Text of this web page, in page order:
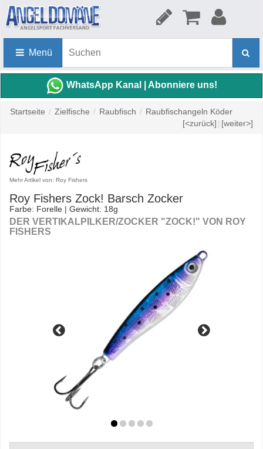
Menü
WhatsApp Kanal | Abonniere uns!
Startseite / Zielfische / Raubfisch / Raubfischangeln Köder
[<zurück] | [weiter>]
Mehr Artikel von: Roy Fishers
Roy Fishers Zock! Barsch Zocker
Farbe: Forelle | Gewicht: 18g
DER VERTIKALPILKER/ZOCKER "ZOCK!" VON ROY
FISHERS